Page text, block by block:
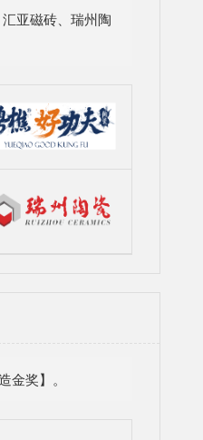
亚磁砖、瑞州陶
奖】。